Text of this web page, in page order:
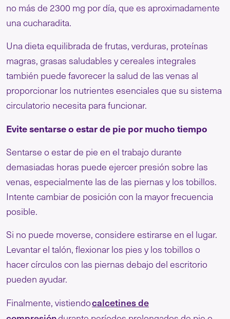
no más de 2300 mg por día, que es aproximadamente
una cucharadita.
Una dieta equilibrada de frutas, verduras, proteínas
magras, grasas saludables y cereales integrales
también puede favorecer la salud de las venas al
proporcionar los nutrientes esenciales que su sistema
circulatorio necesita para funcionar.
Evite sentarse o estar de pie por mucho tiempo
Sentarse o estar de pie en el trabajo durante
demasiadas horas puede ejercer presión sobre las
venas, especialmente las de las piernas y los tobillos.
Intente cambiar de posición con la mayor frecuencia
posible.
Si no puede moverse, considere estirarse en el lugar.
Levantar el talón, flexionar los pies y los tobillos o
hacer círculos con las piernas debajo del escritorio
pueden ayudar.
Finalmente, vistiendocalcetines de